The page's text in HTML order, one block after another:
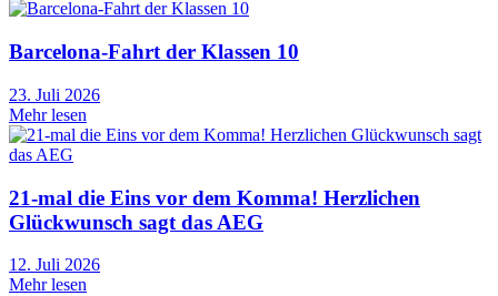
Barcelona-Fahrt der Klassen 10
23. Juli 2026
Mehr lesen
21-mal die Eins vor dem Komma! Herzlichen
Glückwunsch sagt das AEG
12. Juli 2026
Mehr lesen